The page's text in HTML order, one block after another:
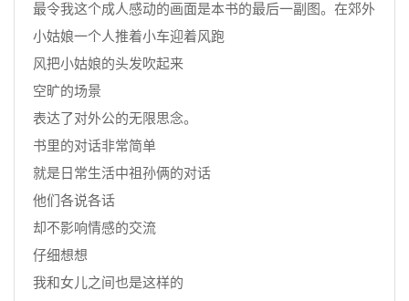
最令我这个成人感动的画面是本书的最后一副图。在郊外
小姑娘一个人推着小车迎着风跑
风把小姑娘的头发吹起来
空旷的场景
表达了对外公的无限思念。
书里的对话非常简单
就是日常生活中祖孙俩的对话
他们各说各话
却不影响情感的交流
仔细想想
我和女儿之间也是这样的